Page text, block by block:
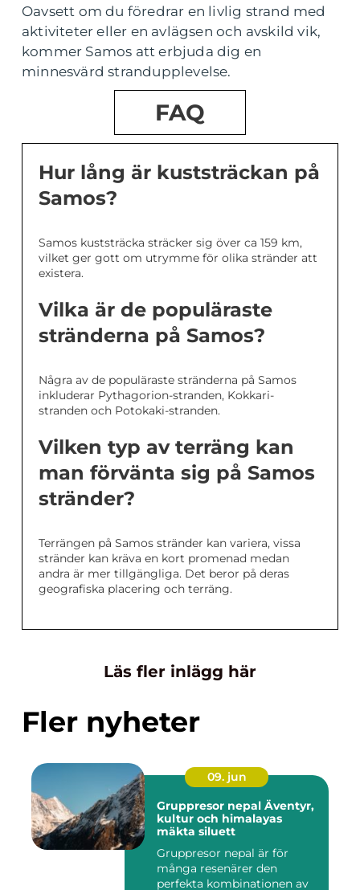
Oavsett om du föredrar en livlig strand med
aktiviteter eller en avlägsen och avskild vik,
kommer Samos att erbjuda dig en
minnesvärd strandupplevelse.
FAQ
Hur lång är kuststräckan på
Samos?
Samos kuststräcka sträcker sig över ca 159 km,
vilket ger gott om utrymme för olika stränder att
existera.
Vilka är de populäraste
stränderna på Samos?
Några av de populäraste stränderna på Samos
inkluderar Pythagorion-stranden, Kokkari-
stranden och Potokaki-stranden.
Vilken typ av terräng kan
man förvänta sig på Samos
stränder?
Terrängen på Samos stränder kan variera, vissa
stränder kan kräva en kort promenad medan
andra är mer tillgängliga. Det beror på deras
geografiska placering och terräng.
Läs fler inlägg här
Fler nyheter
09. jun
Gruppresor nepal Äventyr,
kultur och himalayas
mäkta siluett
Gruppresor nepal är för
många resenärer den
perfekta kombinationen av